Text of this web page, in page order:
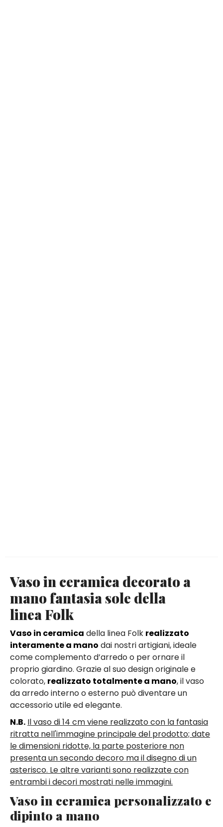
Vaso in ceramica decorato a
mano fantasia sole della
linea Folk
Vaso in ceramica della linea Folk realizzato
interamente a mano dai nostri artigiani, ideale
come complemento d’arredo o per ornare il
proprio giardino. Grazie al suo design originale e
colorato, realizzato totalmente a mano, il vaso
da arredo interno o esterno può diventare un
accessorio utile ed elegante.
N.B. Il vaso di 14 cm viene realizzato con la fantasia
ritratta nell'immagine principale del prodotto; date
le dimensioni ridotte, la parte posteriore non
presenta un secondo decoro ma il disegno di un
asterisco. Le altre varianti sono realizzate con
entrambi i decori mostrati nelle immagini.
Vaso in ceramica personalizzato e
dipinto a mano